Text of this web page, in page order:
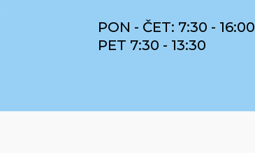
PON - ČET: 7:30 - 16:00
PET 7:30 - 13:30